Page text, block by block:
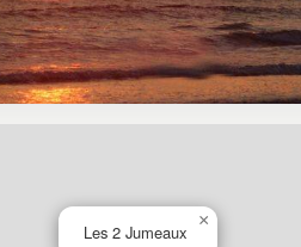
Les 2 Jumeaux
×